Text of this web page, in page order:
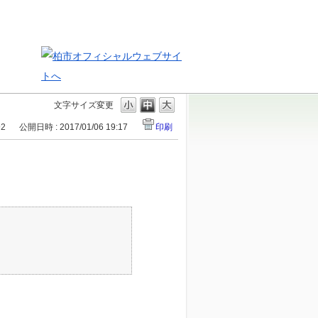
文字サイズ変更
公開日時 : 2017/01/06 19:17 印刷